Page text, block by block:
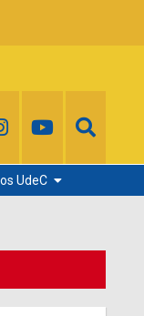
UdeC